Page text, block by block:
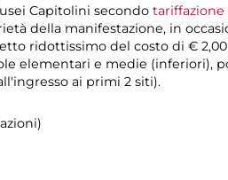
Capitolini secondo
della manifestazione, in
ridottissimo del costo di €
elementari e medie (inferiori),
ai primi 2 siti).